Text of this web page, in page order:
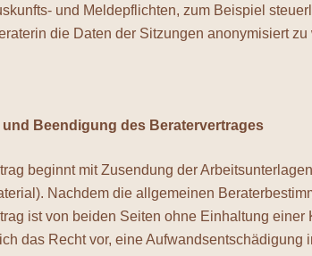
und Meldepflichten, zum Beispiel
die Daten der Sitzungen anonymisiert
und Beendigung des Beratervertrages
beginnt mit Zusendung der
Nachdem die allgemeinen
ist von beiden Seiten ohne Einhaltung
das Recht vor, eine Aufwandsentschädigung